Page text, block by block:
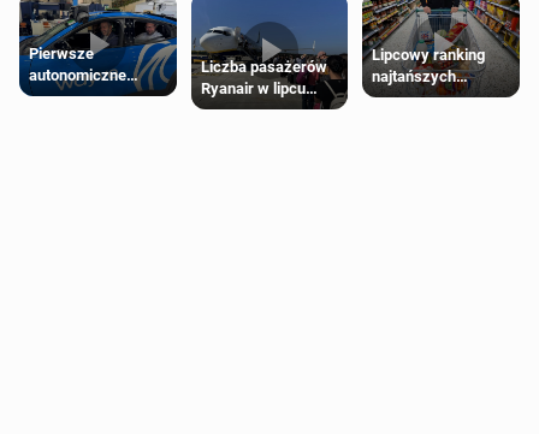
Pierwsze
autonomiczne
Ubery pojawią się
Liczba pasażerów
Ryanair w lipcu
pobiła rekord
Lipcowy ranking
najtańszych
supermarketów